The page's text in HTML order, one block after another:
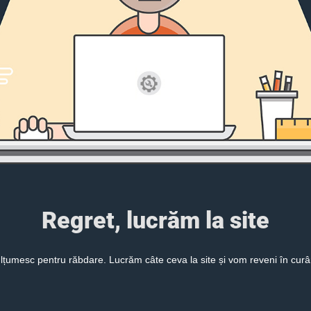
Regret, lucrăm la site
pentru răbdare. Lucrăm câte ceva la site și vom reveni în